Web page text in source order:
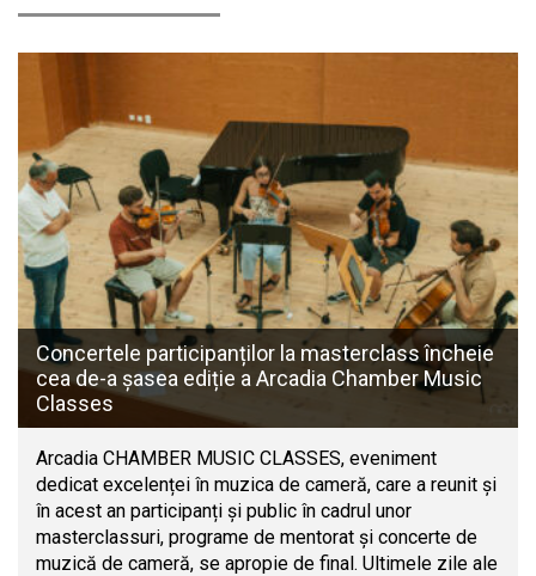
Concertele participanților la masterclass încheie
cea de-a șasea ediție a Arcadia Chamber Music
Classes
Arcadia CHAMBER MUSIC CLASSES, eveniment
dedicat excelenței în muzica de cameră, care a reunit și
în acest an participanți și public în cadrul unor
masterclassuri, programe de mentorat și concerte de
muzică de cameră, se apropie de final. Ultimele zile ale